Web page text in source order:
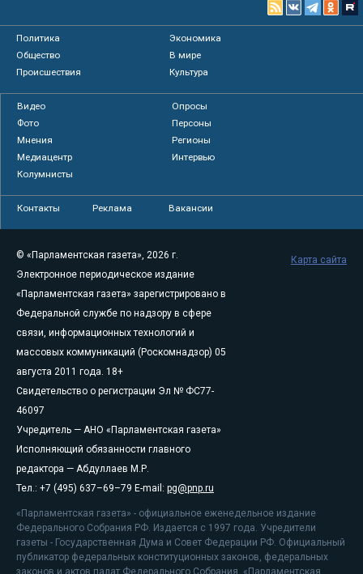
Политика
Экономика
Общество
В мире
Происшествия
Культура
Видео
Опросы
Фото
Персоны
Мнения
Регионы
Медиацентр
Интервью
Колумнисты
Контакты Реклама Вакансии
© «Парламентская газета», 2026 г.
Электронное периодическое издание
«Парламентская газета» зарегистрировано в
Федеральной службе по надзору в сфере
связи, информационных технологий и
массовых коммуникаций (Роскомнадзор) 05
августа 2011 года. 18+
Свидетельство о регистрации Эл № ФС77-
46097
Учредитель — АНО «Парламентская газета»
Исполняющий обязанности главного
редактора — Абдуллаев М.Р.
Тел.: +7 (495) 637–69–79 E-mail: pg@pnp.ru
«Парламентская газета» - официальное еженедельное издание
Федерального Собрания РФ. Издается с 1997 года. Учредители
газеты - Государственная Дума и Совет Федерации РФ. Официальный
публикатор федеральных конституционных законов, федеральных
законов и актов палат Федерального Собрания. «Парламентская
Карта сайта